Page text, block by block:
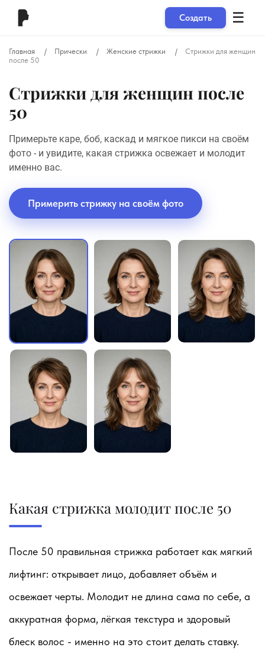
Создать ☰
Главная Прически Женские стрижки
Стрижки для женщин
после 50
Стрижки для женщин после
50
Примерьте каре, боб, каскад и мягкое пикси на своём
фото - и увидите, какая стрижка освежает и молодит
именно вас.
Примерить стрижку на своём фото
Какая стрижка молодит после 50
После 50 правильная стрижка работает как мягкий
лифтинг: открывает лицо, добавляет объём и
освежает черты. Молодит не длина сама по себе, а
аккуратная форма, лёгкая текстура и здоровый
блеск волос - именно на это стоит делать ставку.